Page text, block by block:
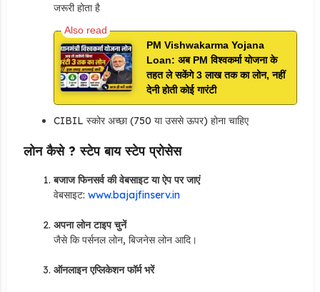
जरूरी होता है
PM Vishwakarma Yojana
Loan: अब PM विश्वकर्मा योजना के
तहत ले सकेंगे 3 लाख तक का लोन, नहीं
देनी होती कोई गारंटी
CIBIL स्कोर अच्छा (750 या उससे ऊपर) होना चाहिए
लोन कैसे ? स्टेप बाय स्टेप प्रोसेस
बजाज फिनसर्व की वेबसाइट या ऐप पर जाएं
वेबसाइट: www.bajajfinserv.in
अपना लोन टाइप चुनें
जैसे कि पर्सनल लोन, बिजनेस लोन आदि।
ऑनलाइन एप्लिकेशन फॉर्म भरें